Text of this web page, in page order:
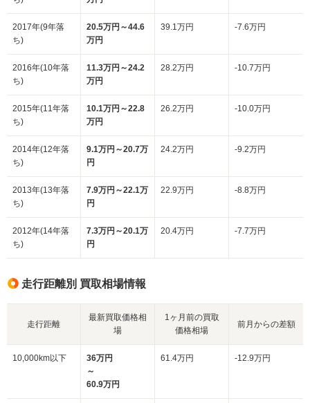
2017年(9年落
ち)
20.5万円～44.6
万円
39.1万円 -7.6万円
2016年(10年落
ち)
11.3万円～24.2
万円
28.2万円 -10.7万円
2015年(11年落
ち)
10.1万円～22.8
万円
26.2万円 -10.0万円
2014年(12年落
ち)
9.1万円～20.7万
円
24.2万円 -9.2万円
2013年(13年落
ち)
7.9万円～22.1万
円
22.9万円 -8.8万円
2012年(14年落
ち)
7.3万円～20.1万
円
20.4万円 -7.7万円
走行距離別 買取相場情報
走行距離
最新買取価格相
場
1ヶ月前の買取
価格相場
前月からの差額
10,000km以下
36万円
～
60.9万円
61.4万円 -12.9万円